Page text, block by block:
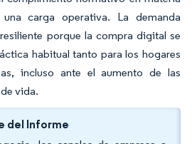
carga operativa. La demanda
porque la compra digital se
habitual tanto para los hogares
incluso ante el aumento de las
vida.
del Informe